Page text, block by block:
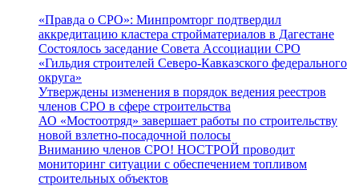
«Правда о СРО»: Минпромторг подтвердил
аккредитацию кластера стройматериалов в Дагестане
Состоялось заседание Совета Ассоциации СРО
«Гильдия строителей Северо-Кавказского федерального
округа»
Утверждены изменения в порядок ведения реестров
членов СРО в сфере строительства
АО «Мостоотряд» завершает работы по строительству
новой взлетно-посадочной полосы
Вниманию членов СРО! НОСТРОЙ проводит
мониторинг ситуации с обеспечением топливом
строительных объектов